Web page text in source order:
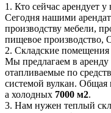
1. Кто сейчас арендует
Сегодня нашими
производству мебели,
пищевое
2. Складские
Мы предлагаем в аренду
отапливаемые по
системой вулкан.
а холодных 7000 м2.
3. Нам нужен теплый